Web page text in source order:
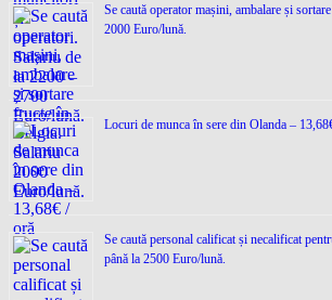
Se caută operator mașini, ambalare și
2000 Euro/lună.
Locuri de munca în sere din Olanda –
Se caută personal calificat și necalificat
până la 2500 Euro/lună.